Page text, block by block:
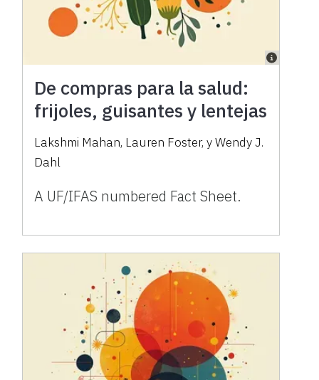
De compras para la salud:
frijoles, guisantes y lentejas
Lakshmi Mahan, Lauren Foster, y Wendy J.
Dahl
A UF/IFAS numbered Fact Sheet.